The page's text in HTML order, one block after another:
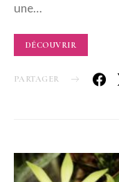
une…
DÉCOUVRIR
PARTAGER